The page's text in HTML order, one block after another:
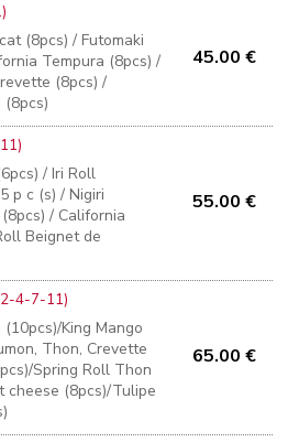
(8pcs) / Futomaki
Tempura (8pcs) /
(8pcs) /
(8pcs)
45.00 €
/ Iri Roll
p c (s) / Nigiri
/ California
Beignet de
55.00 €
4-7-11)
King Mango
Thon, Crevette
Spring Roll Thon
cheese (8pcs)/Tulipe
65.00 €